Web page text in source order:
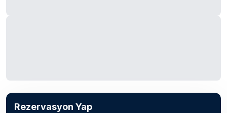
Rezervasyon Yap